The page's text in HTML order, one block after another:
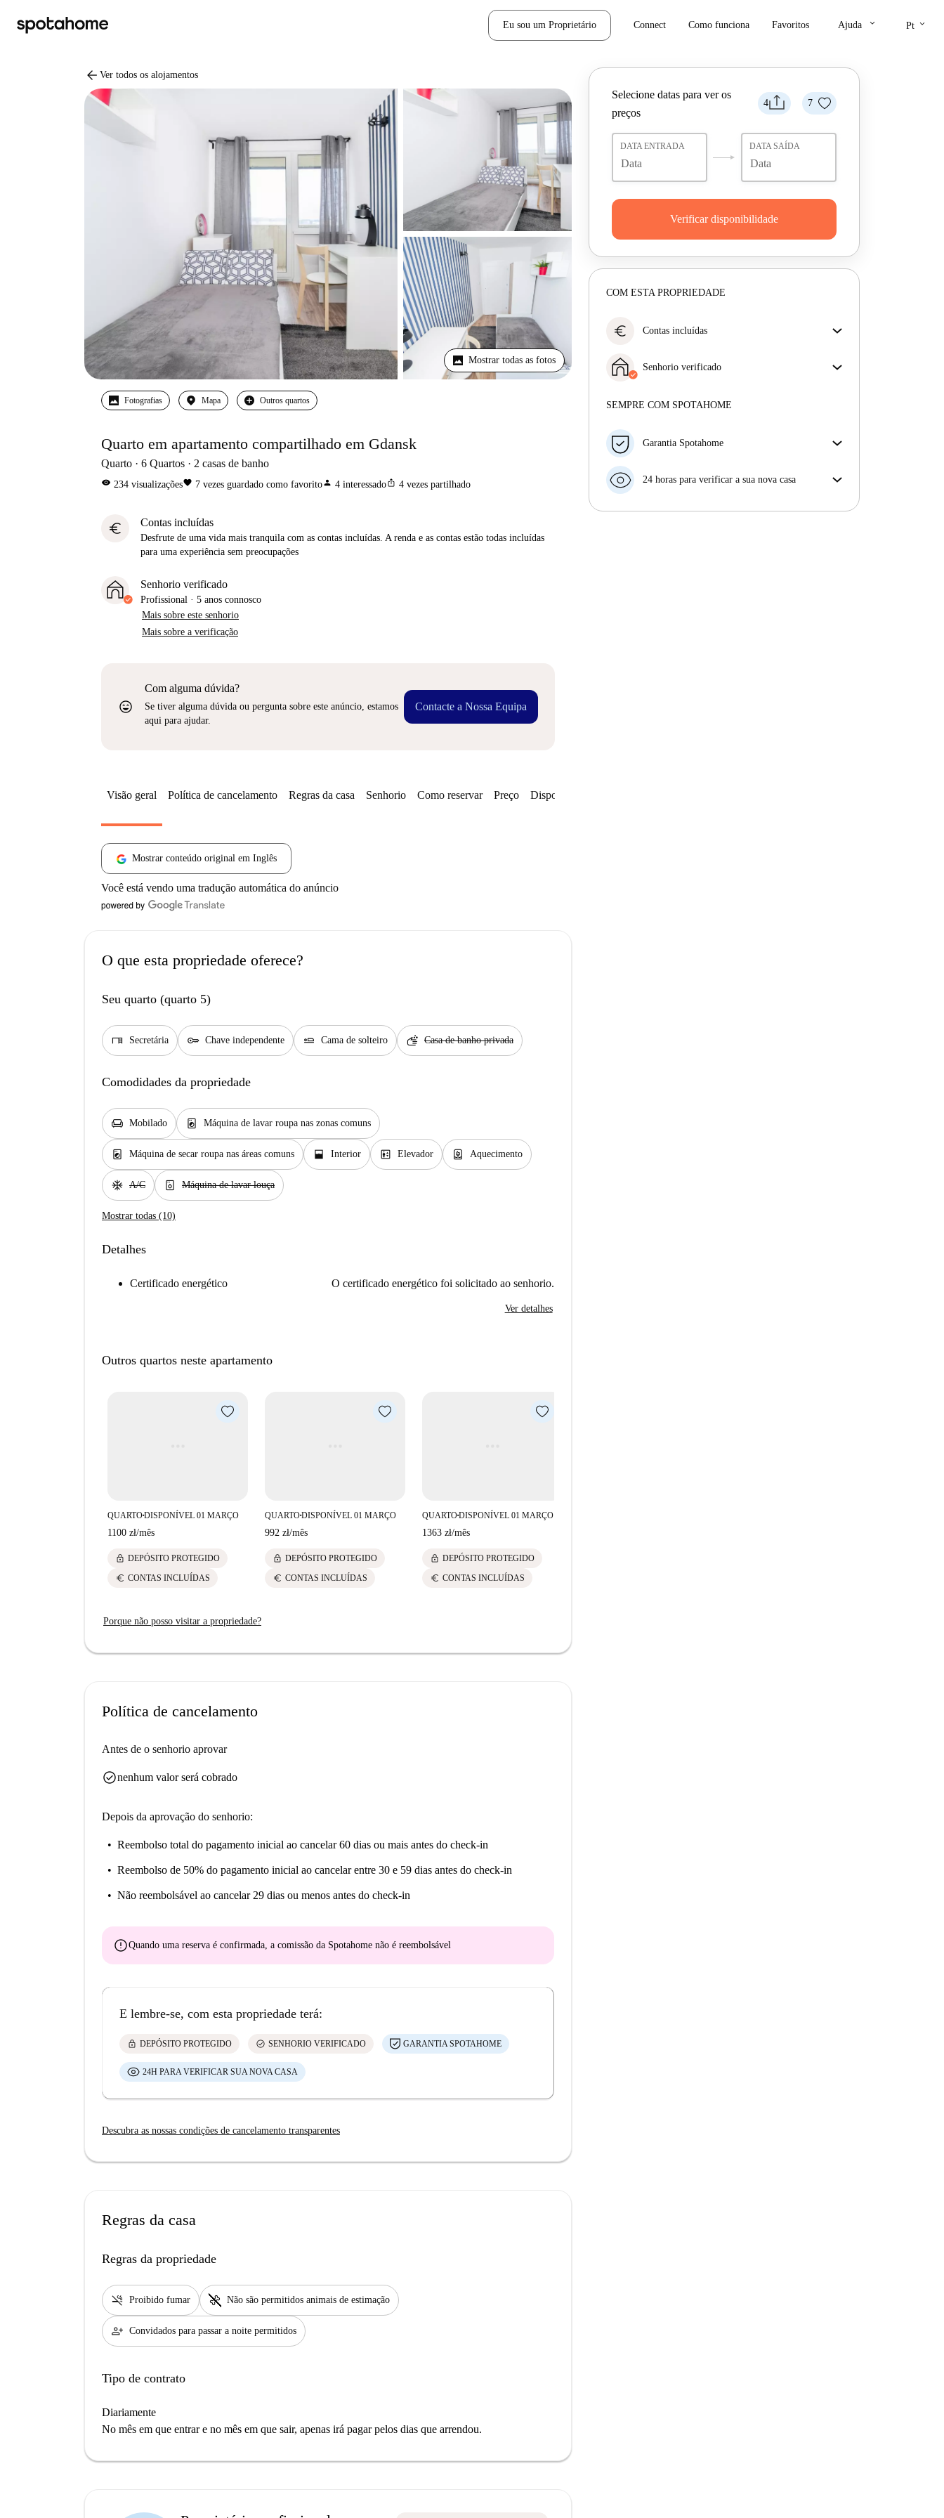
Eu sou um Proprietário Connect Como funciona Favoritos Ajuda keyboard_arrow_down Pt keyboard_arrow_down
arrow_back Ver todos os alojamentos
Mostrar todas as fotos
Fotografias Mapa Outros quartos
Quarto em apartamento compartilhado em Gdansk
Quarto 6 Quartos 2 casas de banho
visibility 234 visualizaçõesfavorite 7 vezes guardado como favoritoperson 4 interessadoios_share 4 vezes partilhado
euro Contas incluídas
Desfrute de uma vida mais tranquila com as contas incluídas. A renda e as contas estão todas incluídas
para uma experiência sem preocupações
Senhorio verificado
Profissional · 5 anos connosco
Mais sobre este senhorio
Mais sobre a verificação
sentiment_very_satisfied
Com alguma dúvida?
Se tiver alguma dúvida ou pergunta sobre este anúncio, estamos
aqui para ajudar.
Contacte a Nossa Equipa
4 7
Selecione datas para ver os
preços
DATA ENTRADA DATA SAÍDA
Verificar disponibilidade
COM ESTA PROPRIEDADE
euro Contas incluídas
incluídas. A renda e as contas estão todas incluídas
para uma experiência sem preocupações
Senhorio verificado
Mais sobre este senhorio
SEMPRE COM SPOTAHOME
Garantia Spotahome
antecedência, nós iremos A) pagar um hotel e ajudá-
seu dinheiro na totalidade.
24 horas para verificar a sua nova casa
Visão geral Política de cancelamento Regras da casa Senhorio Como reservar Preço Disponibilidades
Mostrar conteúdo original em Inglês
Você está vendo uma tradução automática do anúncio
O que esta propriedade oferece?
Seu quarto (quarto 5)
desk Secretária key Chave independente airline_seat_flat Cama de solteiro soap Casa de banho privada
Comodidades da propriedade
chair Mobilado local_laundry_service Máquina de lavar roupa nas zonas comuns
local_laundry_service Máquina de secar roupa nas áreas comuns window_open Interior elevator Elevador water_heater Aquecimento
ac_unit A/C dishwasher_gen Máquina de lavar louça
Mostrar todas (10)
Detalhes
Certificado energético O certificado energético foi solicitado ao senhorio.
Ver detalhes
Outros quartos neste apartamento
QUARTO■DISPONÍVEL 01 MARÇO
1100 zł/mês
lock DEPÓSITO PROTEGIDO
euro CONTAS INCLUÍDAS
QUARTO■DISPONÍVEL 01 MARÇO
992 zł/mês
lock DEPÓSITO PROTEGIDO
euro CONTAS INCLUÍDAS
QUARTO■DISPONÍVEL 01 MARÇO
1363 zł/mês
lock DEPÓSITO PROTEGIDO
euro CONTAS INCLUÍDAS
Porque não posso visitar a propriedade?
Política de cancelamento
Antes de o senhorio aprovar
check_circlenenhum valor será cobrado
Depois da aprovação do senhorio:
Reembolso total do pagamento inicial ao cancelar 60 dias ou mais antes do check-in
Reembolso de 50% do pagamento inicial ao cancelar entre 30 e 59 dias antes do check-in
Não reembolsável ao cancelar 29 dias ou menos antes do check-in
errorQuando uma reserva é confirmada, a comissão da Spotahome não é reembolsável
E lembre-se, com esta propriedade terá:
lock DEPÓSITO PROTEGIDO check_circle SENHORIO VERIFICADO GARANTIA SPOTAHOME
24H PARA VERIFICAR SUA NOVA CASA
Descubra as nossas condições de cancelamento transparentes
Regras da casa
Regras da propriedade
smoke_free Proibido fumar pet_supplies Não são permitidos animais de estimação
person_add Convidados para passar a noite permitidos
Tipo de contrato
Diariamente
No mês em que entrar e no mês em que sair, apenas irá pagar pelos dias que arrendou.